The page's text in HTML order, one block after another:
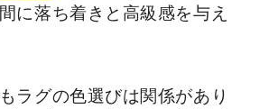
に落ち着きと高級感を与え
ラグの色選びは関係があり